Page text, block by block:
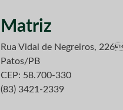
Matriz
Rua Vidal de Negreiros,
Patos/PB
CEP: 58.700-330
(83) 3421-2339